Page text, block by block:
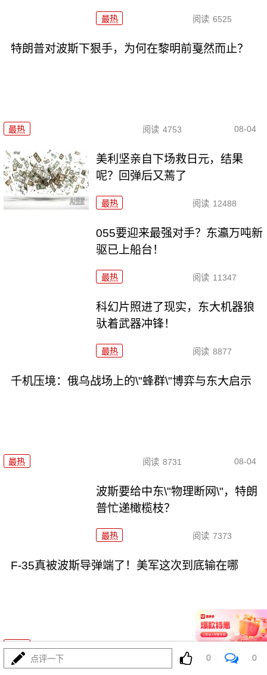
最热 阅读 6525
特朗普对波斯下狠手，为何在黎明前戛然而止？
最热 阅读 4753 08-04
美利坚亲自下场救日元，结果
呢？回弹后又蔫了
最热 阅读 12488
055要迎来最强对手？东瀛万吨新
驱已上船台！
最热 阅读 11347
科幻片照进了现实，东大机器狼
驮着武器冲锋！
最热 阅读 8877
千机压境：俄乌战场上的\"蜂群\"博弈与东大启示
最热 阅读 8731 08-04
波斯要给中东\"物理断网\"，特朗
普忙递橄榄枝？
最热 阅读 7373
F-35真被波斯导弹端了！美军这次到底输在哪
最热 阅读 7159
点评一下 0 0